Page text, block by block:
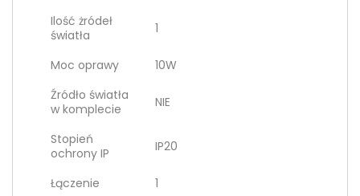
Ilość żródeł
światła
1
Moc oprawy
10W
Źródło światła
w komplecie
NIE
Stopień
ochrony IP
IP20
Łączenie
1